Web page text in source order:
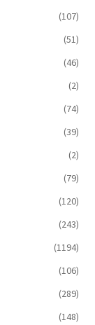
(107)
(51)
(46)
(2)
(74)
(39)
(2)
(79)
(120)
(243)
(1194)
(106)
(289)
(148)